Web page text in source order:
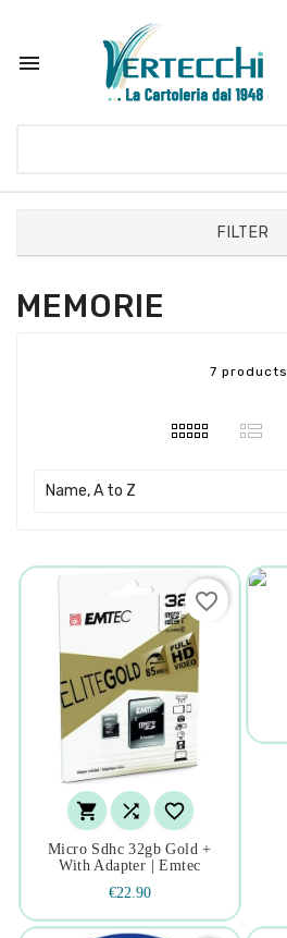

FILTER
MEMORIE
7 products
Name, A to Z
  
Micro Sdhc 32gb Gold +
With Adapter | Emtec
€22.90
favorite_border